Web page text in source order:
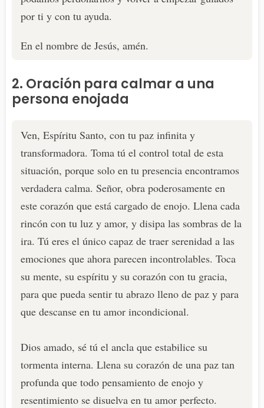
por ti y con tu ayuda.
En el nombre de Jesús, amén.
2. Oración para calmar a una
persona enojada
Ven, Espíritu Santo, con tu paz infinita y
transformadora. Toma tú el control total de esta
situación, porque solo en tu presencia encontramos
verdadera calma. Señor, obra poderosamente en
este corazón que está cargado de enojo. Llena cada
rincón con tu luz y amor, y disipa las sombras de la
ira. Tú eres el único capaz de traer serenidad a las
emociones que ahora parecen incontrolables. Toca
su mente, su espíritu y su corazón con tu gracia,
para que pueda sentir tu abrazo lleno de paz y para
que descanse en tu amor incondicional.
Dios amado, sé tú el ancla que estabilice su
tormenta interna. Llena su corazón de una paz tan
profunda que todo pensamiento de enojo y
resentimiento se disuelva en tu amor perfecto.